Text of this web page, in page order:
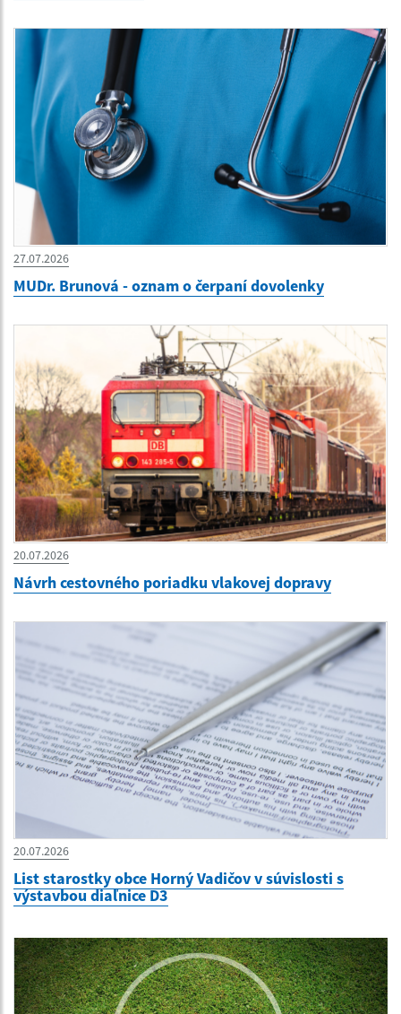
27.07.2026
MUDr. Brunová - oznam o čerpaní dovolenky
20.07.2026
Návrh cestovného poriadku vlakovej dopravy
20.07.2026
List starostky obce Horný Vadičov v súvislosti s
výstavbou diaľnice D3